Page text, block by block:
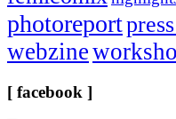
photoreport
webzine
[ facebook ]